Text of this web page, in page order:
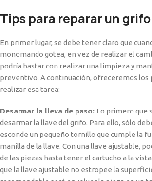
Tips para reparar un
En primer lugar, se debe tener claro que
monomando gotea, en vez de realizar el
podría bastar con realizar una limpieza y
preventivo. A continuación, ofreceremos los
realizar esa tarea:
Desarmar la lleva de paso: Lo primero que
desarmar la llave del grifo. Para ello, sólo
esconde un pequeño tornillo que cumple la
manilla de la llave. Con una llave ajustable,
de las piezas hasta tener el cartucho a la
que la llave ajustable no estropee la